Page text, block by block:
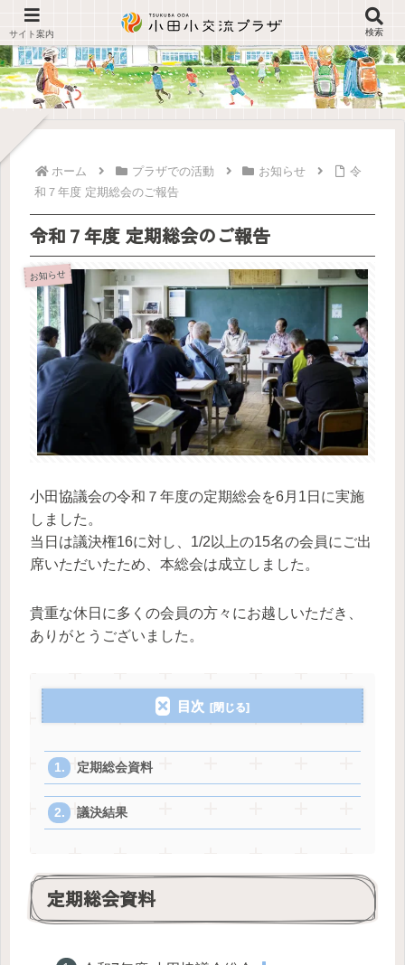
ホーム プラザでの活動 お知らせ
令
和７年度 定期総会のご報告
令和７年度 定期総会のご報告
お知らせ
小田協議会の令和７年度の定期総会を6月1日に実施
しました。
当日は議決権16に対し、1/2以上の15名の会員にご出
席いただいたため、本総会は成立しました。
貴重な休日に多くの会員の方々にお越しいただき、
ありがとうございました。
目次
定期総会資料
議決結果
定期総会資料
検索